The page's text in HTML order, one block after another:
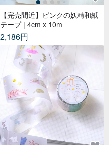
【完売間近】ピンクの妖精和紙
テープ | 4cm x 10m
2,186円